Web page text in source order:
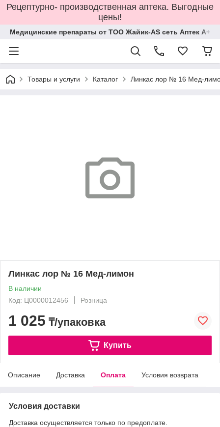
Рецептурно- производственная аптека. Выгодные
цены!
Медицинские препараты от ТОО Жайик-AS сеть Аптек А+
Товары и услуги Каталог Линкас лор № 16 Мед-
Линкас лор № 16 Мед-лимон
В наличии
Код: Ц0000012456
Розница
1 025 ₸/упаковка
Купить
Описание Доставка Оплата Условия возврата
Условия доставки
Доставка осуществляется только по предоплате.